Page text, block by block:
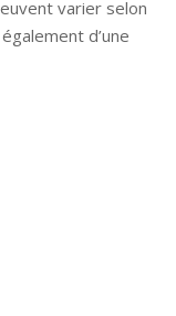
varier selon
d’une